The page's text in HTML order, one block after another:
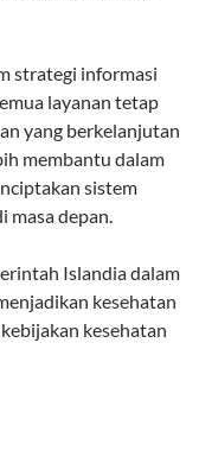
strategi informasi
layanan tetap
yang berkelanjutan
membantu dalam
sistem
masa depan.
Islandia dalam
kesehatan
kesehatan